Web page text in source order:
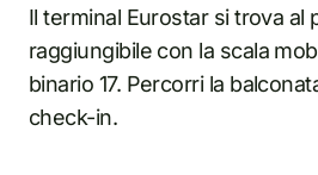
Il terminal Eurostar si trova al
raggiungibile con la scala
binario 17. Percorri la
check-in.